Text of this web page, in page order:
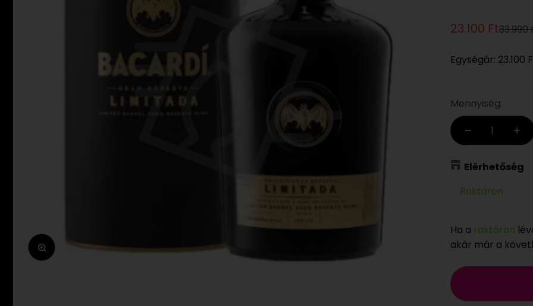
Zoomolás
Eladási ár
23.100 Ft33.990
Egységár: 23.100
Mennyiség:
Elérhetőség
Raktáron
Ha a raktáron
akár már a